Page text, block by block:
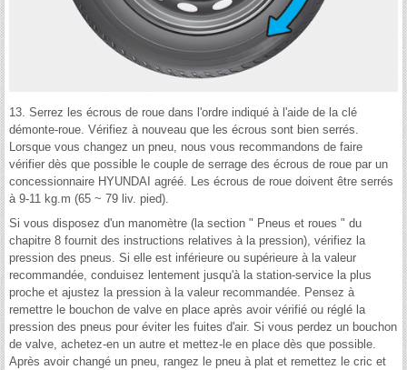
13. Serrez les écrous de roue dans l'ordre indiqué à l'aide de la clé
démonte-roue. Vérifiez à nouveau que les écrous sont bien serrés.
Lorsque vous changez un pneu, nous vous recommandons de faire
vérifier dès que possible le couple de serrage des écrous de roue par un
concessionnaire HYUNDAI agréé. Les écrous de roue doivent être serrés
à 9-11 kg.m (65 ~ 79 liv. pied).
Si vous disposez d'un manomètre (la section " Pneus et roues " du
chapitre 8 fournit des instructions relatives à la pression), vérifiez la
pression des pneus. Si elle est inférieure ou supérieure à la valeur
recommandée, conduisez lentement jusqu'à la station-service la plus
proche et ajustez la pression à la valeur recommandée. Pensez à
remettre le bouchon de valve en place après avoir vérifié ou réglé la
pression des pneus pour éviter les fuites d'air. Si vous perdez un bouchon
de valve, achetez-en un autre et mettez-le en place dès que possible.
Après avoir changé un pneu, rangez le pneu à plat et remettez le cric et